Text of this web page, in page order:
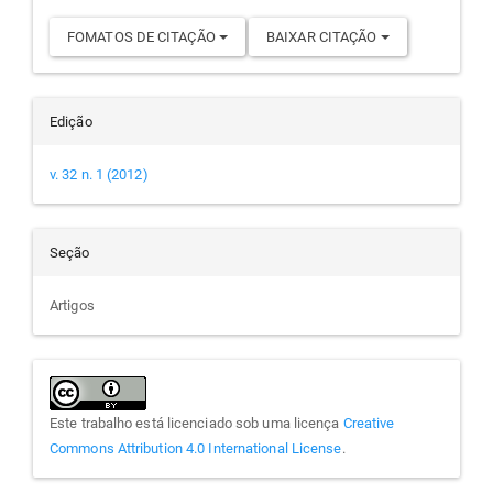
FOMATOS DE CITAÇÃO BAIXAR CITAÇÃO
Edição
v. 32 n. 1 (2012)
Seção
Artigos
Este trabalho está licenciado sob uma licença Creative
Commons Attribution 4.0 International License.